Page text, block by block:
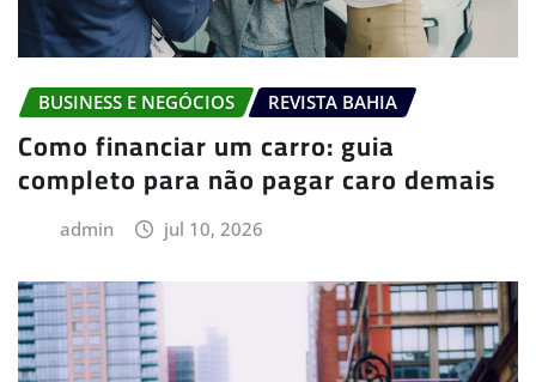
BUSINESS E NEGÓCIOS REVISTA BAHIA
Como financiar um carro: guia
completo para não pagar caro demais
admin jul 10, 2026